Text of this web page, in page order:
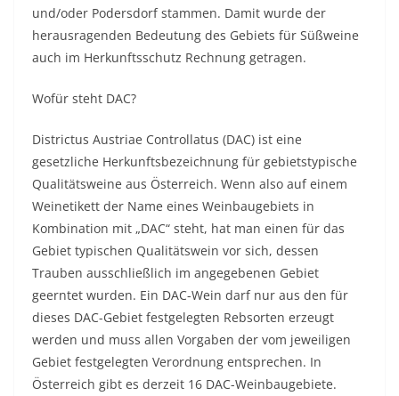
und/oder Podersdorf stammen. Damit wurde der
herausragenden Bedeutung des Gebiets für Süßweine
auch im Herkunftsschutz Rechnung getragen.
Wofür steht DAC?
Districtus Austriae Controllatus (DAC) ist eine
gesetzliche Herkunftsbezeichnung für gebietstypische
Qualitätsweine aus Österreich. Wenn also auf einem
Weinetikett der Name eines Weinbaugebiets in
Kombination mit „DAC“ steht, hat man einen für das
Gebiet typischen Qualitätswein vor sich, dessen
Trauben ausschließlich im angegebenen Gebiet
geerntet wurden. Ein DAC-Wein darf nur aus den für
dieses DAC-Gebiet festgelegten Rebsorten erzeugt
werden und muss allen Vorgaben der vom jeweiligen
Gebiet festgelegten Verordnung entsprechen. In
Österreich gibt es derzeit 16 DAC-Weinbaugebiete.